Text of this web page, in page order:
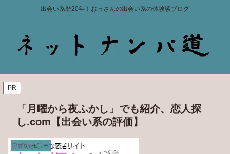
出会い系歴20年！おっさんの出会い系の体験談ブログ
PR
「月曜から夜ふかし」でも紹介、恋人探
し.com【出会い系の評価】
アプリレビュー